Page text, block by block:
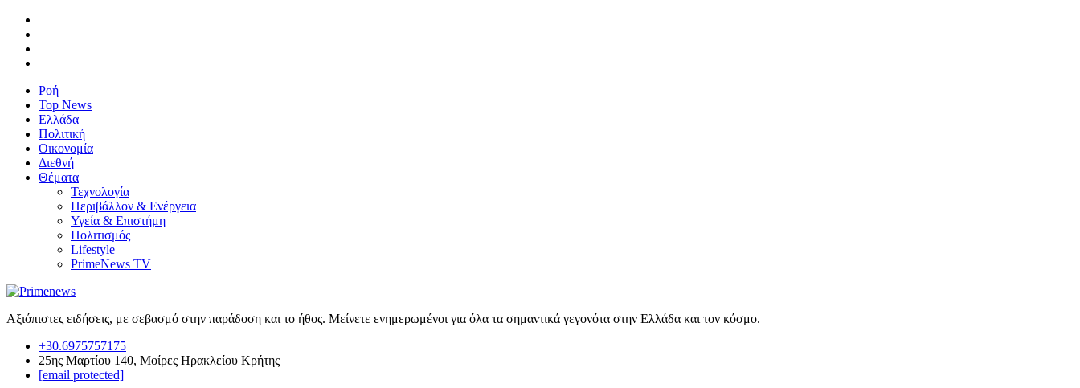
Ροή
Top News
Ελλάδα
Πολιτική
Οικονομία
Διεθνή
Θέματα
Τεχνολογία
Περιβάλλον & Ενέργεια
Υγεία & Επιστήμη
Πολιτισμός
Lifestyle
PrimeNews TV
Αξιόπιστες ειδήσεις, με σεβασμό στην παράδοση και το ήθος. Μείνετε ενημερωμένοι για όλα τα σημαντικά γεγονότα στην Ελλάδα και τον κόσμο.
+30.6975757175
25ης Μαρτίου 140, Μοίρες Ηρακλείου Κρήτης
[email protected]